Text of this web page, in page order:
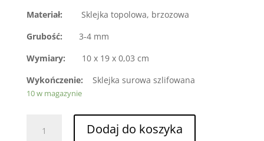
Materiał:
Sklejka topolowa, brzozowa
Grubość: 3-4 mm
Wymiary: 10 x 19 x 0,03 cm
Wykończenie:
Sklejka surowa szlifowana
10 w magazynie
Topper
Dodaj do koszyka